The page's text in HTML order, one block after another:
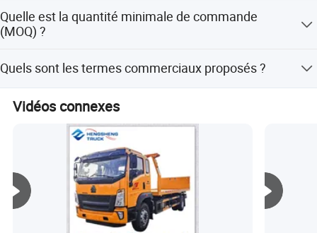
fabricants d'origine.
véhicule : JAC, Puissance du moteur : 118 kW, Poids à
vide : 6200 kg, Dimensions du véhicule : 8400 x 2460 x
plaque : 2,45 m, et Capacité de charge de la plaque : 5
tonnes.
Quelle est la quantité minimale de commande
(MOQ) ?
Quels sont les termes commerciaux proposés ?
et CIF pour votre commodité.
Vidéos connexes